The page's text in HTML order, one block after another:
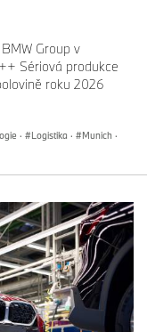
Group v
Sériová produkce
roku 2026
· Logistika · Munich ·